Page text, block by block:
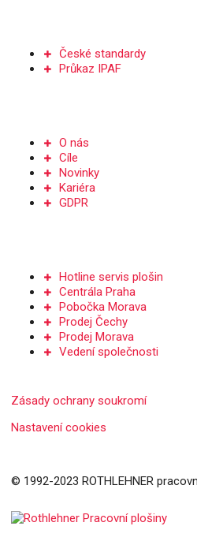
České standardy
Průkaz IPAF
O nás
Cíle
Novinky
Kariéra
GDPR
Hotline servis plošin
Centrála Praha
Pobočka Morava
Prodej Čechy
Prodej Morava
Vedení společnosti
Zásady ochrany soukromí
Nastavení cookies
© 1992-2023 ROTHLEHNER